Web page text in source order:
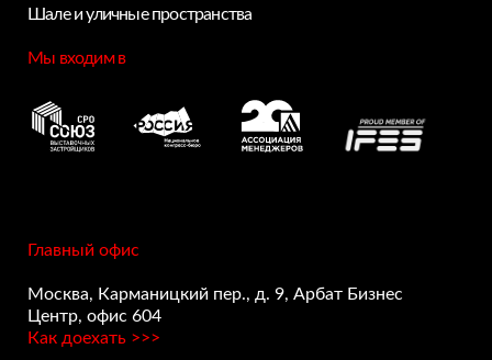
Шале и уличные пространства
Мы входим в
Главный офис
Москва, Карманицкий пер., д. 9, Арбат Бизнес
Центр, офис 604
Как доехать >>>